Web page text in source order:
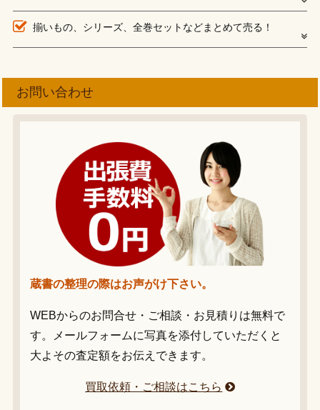
揃いもの、シリーズ、全巻セットなどまとめて売る！
お問い合わせ
蔵書の整理の際はお声がけ下さい。
WEBからのお問合せ・ご相談・お見積りは無料で
す。メールフォームに写真を添付していただくと
大よその査定額をお伝えできます。
買取依頼・ご相談はこちら